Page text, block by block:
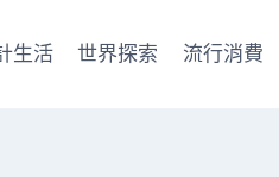
生活 世界探索 流行消費